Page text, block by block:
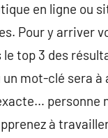
en ligne ou
Pour y arriver
le top 3 des
mot-clé sera
personne
à